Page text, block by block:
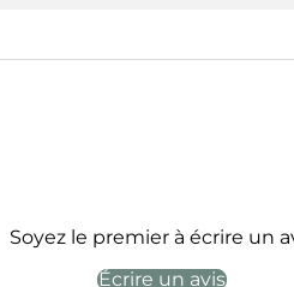
Soyez le premier à écrire un
Écrire un avis